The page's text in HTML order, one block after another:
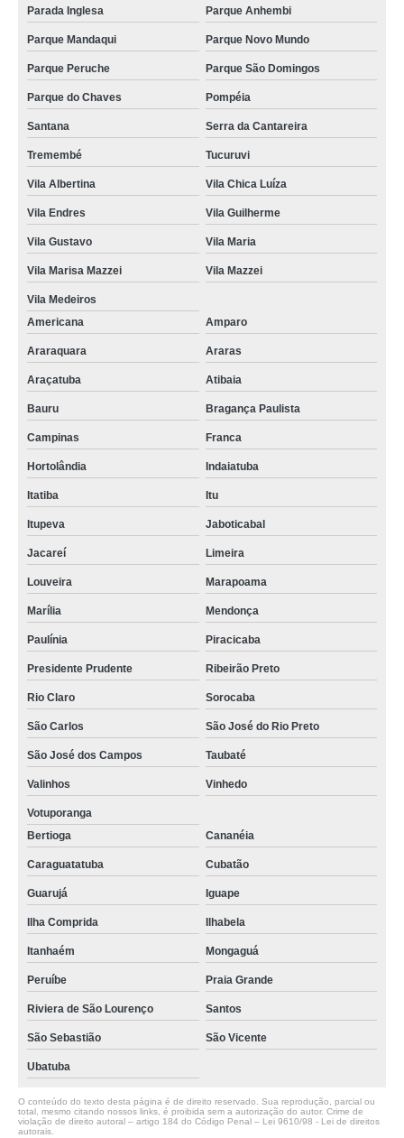
Parada Inglesa Parque Anhembi
Parque Mandaqui Parque Novo Mundo
Parque Peruche Parque São Domingos
Parque do Chaves Pompéia
Santana Serra da Cantareira
Tremembé Tucuruvi
Vila Albertina Vila Chica Luíza
Vila Endres Vila Guilherme
Vila Gustavo Vila Maria
Vila Marisa Mazzei Vila Mazzei
Vila Medeiros
Americana
Amparo
Araraquara Araras
Araçatuba Atibaia
Bauru Bragança Paulista
Campinas Franca
Hortolândia Indaiatuba
Itatiba Itu
Itupeva Jaboticabal
Jacareí Limeira
Louveira Marapoama
Marília Mendonça
Paulínia Piracicaba
Presidente Prudente Ribeirão Preto
Rio Claro Sorocaba
São Carlos São José do Rio Preto
São José dos Campos Taubaté
Valinhos Vinhedo
Votuporanga
Bertioga
Cananéia
Caraguatatuba Cubatão
Guarujá Iguape
Ilha Comprida Ilhabela
Itanhaém Mongaguá
Peruíbe Praia Grande
Riviera de São Lourenço Santos
São Sebastião São Vicente
Ubatuba
O conteúdo do texto desta página é de direito reservado. Sua reprodução, parcial ou
total, mesmo citando nossos links, é proibida sem a autorização do autor. Crime de
violação de direito autoral – artigo 184 do Código Penal – Lei 9610/98 - Lei de direitos
autorais